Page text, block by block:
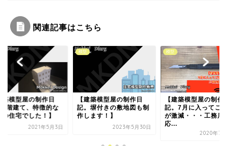
関連記事はこちら
型屋の制作日
建て、特徴的な
宅でした！】
2021年5月3日
模型
【建築模型屋の制作日
記。塀付きの敷地図も制
作します！】
2023年5月30日
模型
【建築模型屋の制作日
記。7月に入ってご依頼
が激減・・・工務店様を
応...
2020年7月25